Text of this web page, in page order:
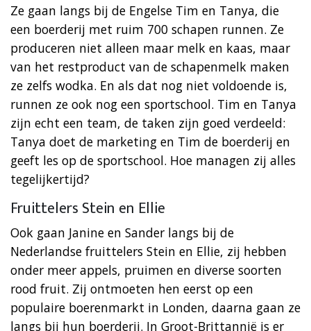
Ze gaan langs bij de Engelse Tim en Tanya, die
een boerderij met ruim 700 schapen runnen. Ze
produceren niet alleen maar melk en kaas, maar
van het restproduct van de schapenmelk maken
ze zelfs wodka. En als dat nog niet voldoende is,
runnen ze ook nog een sportschool. Tim en Tanya
zijn echt een team, de taken zijn goed verdeeld:
Tanya doet de marketing en Tim de boerderij en
geeft les op de sportschool. Hoe managen zij alles
tegelijkertijd?
Fruittelers Stein en Ellie
Ook gaan Janine en Sander langs bij de
Nederlandse fruittelers Stein en Ellie, zij hebben
onder meer appels, pruimen en diverse soorten
rood fruit. Zij ontmoeten hen eerst op een
populaire boerenmarkt in Londen, daarna gaan ze
langs bij hun boerderij. In Groot-Brittannië is er